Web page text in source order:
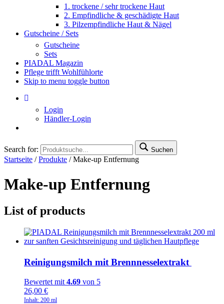
1. trockene / sehr trockene Haut
2. Empfindliche & geschädigte Haut
3. Pilzempfindliche Haut & Nägel
Gutscheine / Sets
Gutscheine
Sets
PIADAL Magazin
Pflege trifft Wohlfühlorte
Skip to menu toggle button
Login
Händler-Login
Search for: Suchen
Startseite /Produkte /Make-up Entfernung
Make-up Entfernung
List of products
Reinigungsmilch mit Brennnesselextrakt
Bewertet mit 4.69 von 5
26,00 €
Inhalt: 200 ml